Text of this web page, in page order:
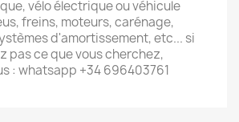
vélo électrique ou véhicule
freins, moteurs, carénage,
d'amortissement, etc... si
pas ce que vous cherchez,
: whatsapp +34 696403761